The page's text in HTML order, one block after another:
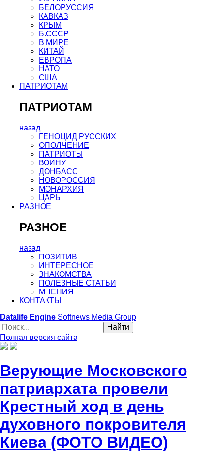
БЕЛОРУССИЯ
КАВКАЗ
КРЫМ
Б.СССР
В МИРЕ
КИТАЙ
ЕВРОПА
НАТО
США
ПАТРИОТАМ
ПАТРИОТАМ
назад
ГЕНОЦИД РУССКИХ
ОПОЛЧЕНИЕ
ПАТРИОТЫ
ВОИНУ
ДОНБАСС
НОВОРОССИЯ
МОНАРХИЯ
ЦАРЬ
РАЗНОЕ
РАЗНОЕ
назад
ПОЗИТИВ
ИНТЕРЕСНОЕ
ЗНАКОМСТВА
ПОЛЕЗНЫЕ СТАТЬИ
МНЕНИЯ
КОНТАКТЫ
Datalife Engine Softnews Media Group
Найти
Полная версия сайта
Верующие Московского
патриархата провели
Крестный ход в день
духовного покровителя
Киева (ФОТО ВИДЕО)